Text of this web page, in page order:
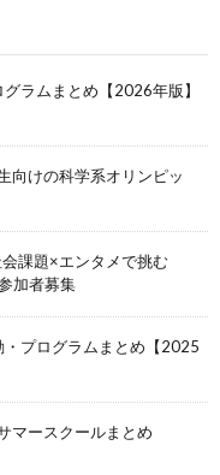
ラムまとめ【2026年版】
向けの科学系オリンピッ
課題×エンタメで挑む
加者募集
プログラムまとめ【2025
マースクールまとめ